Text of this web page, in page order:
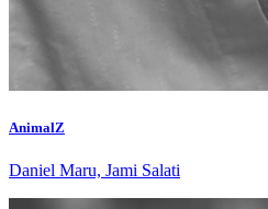
AnimalZ
Daniel Maru, Jami Salati